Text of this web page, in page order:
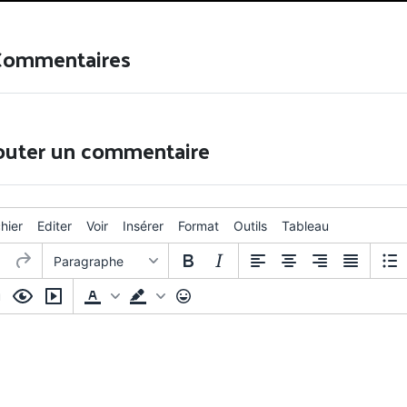
un commentaire
Editer Voir Insérer Format Outils Tableau
Paragraphe